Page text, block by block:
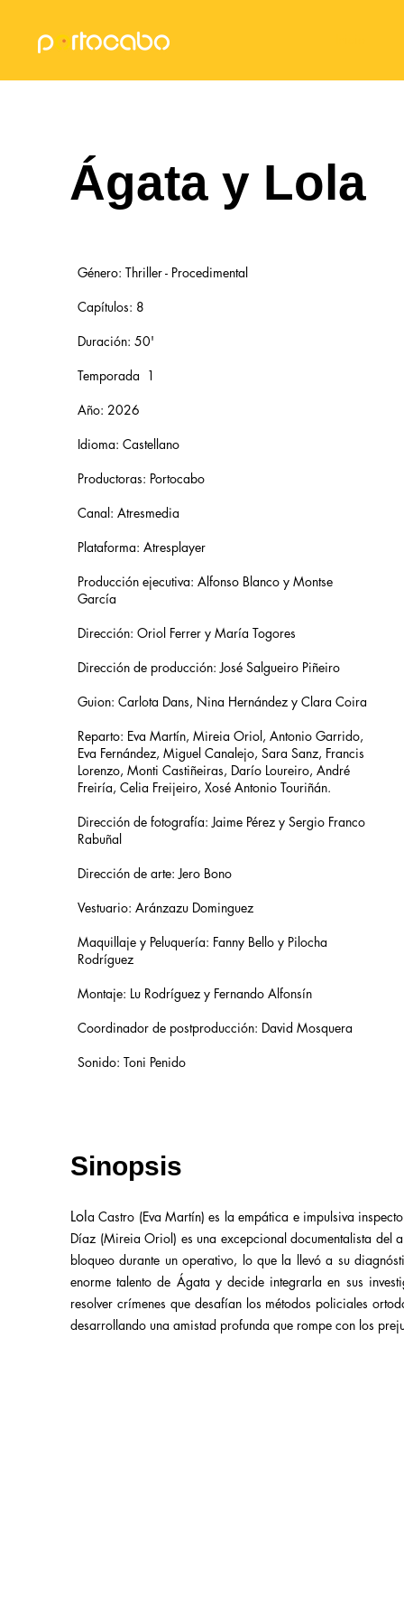
​Ágata y Lola ​
Género: Thriller - Procedimental
Capítulos: 8
Duración: 50'
Temporada 1
Año: 2026
Idioma: Castellano
Productoras: Portocabo
Canal: Atresmedia
Plataforma: Atresplayer
Producción ejecutiva: Alfonso Blanco y Montse
García
Dirección: Oriol Ferrer y María Togores
Dirección de producción: José Salgueiro Piñeiro
Guion: Carlota Dans, Nina Hernández y Clara Coira
Reparto: Eva Martín, Mireia Oriol, Antonio Garrido,
Eva Fernández, Miguel Canalejo, Sara Sanz, Francis
Lorenzo, Monti Castiñeiras, Darío Loureiro, André
Freiría, Celia Freijeiro, Xosé Antonio Touriñán.
Dirección de fotografía: Jaime Pérez y Sergio Franco
Rabuñal
Dirección de arte: Jero Bono
Vestuario: Aránzazu Dominguez
Maquillaje y Peluquería: Fanny Bello y Pilocha
Rodríguez
Montaje: Lu Rodríguez y Fernando Alfonsín
Coordinador de postproducción: David Mosquera
Sonido: Toni Penido
Sinopsis
Lola Castro (Eva Martín) es la empática e impulsiva
Díaz (Mireia Oriol) es una excepcional documentalista
bloqueo durante un operativo, lo que la llevó a su
enorme talento de Ágata y decide integrarla en sus
resolver crímenes que desafían los métodos policiales
desarrollando una amistad profunda que rompe con los